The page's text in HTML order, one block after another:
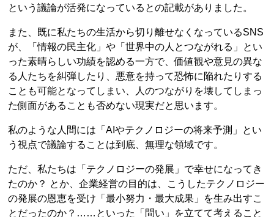
という議論が活発になっているとの記載がありました。
また、既に私たちの生活から切り離せなくなっているSNS
が、「情報の民主化」や「世界中の人とつながれる」とい
った素晴らしい功績を認める一方で、価値観や意見の異な
る人たちを糾弾したり、悪意を持って恐怖に陥れたりする
ことも可能となってしまい、人のつながりを壊してしまっ
た側面があることも否めない現実だと思います。
私のような人間には「AIやテクノロジーの将来予測」とい
う視点で議論することは到底、無理な領域です。
ただ、私たちは「テクノロジーの発展」で幸せになってき
たのか？ とか、企業経営の目的は、こうしたテクノロジー
の発展の恩恵を受け「最小努力・最大成果」を生み出すこ
とだったのか？……といった「問い」を立てて考えること